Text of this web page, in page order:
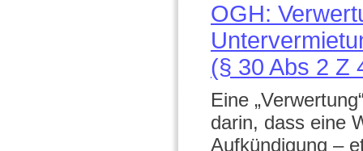
OGH:
(§ 30 Abs 2 Z
Eine
darin, dass eine
Aufkündigung –